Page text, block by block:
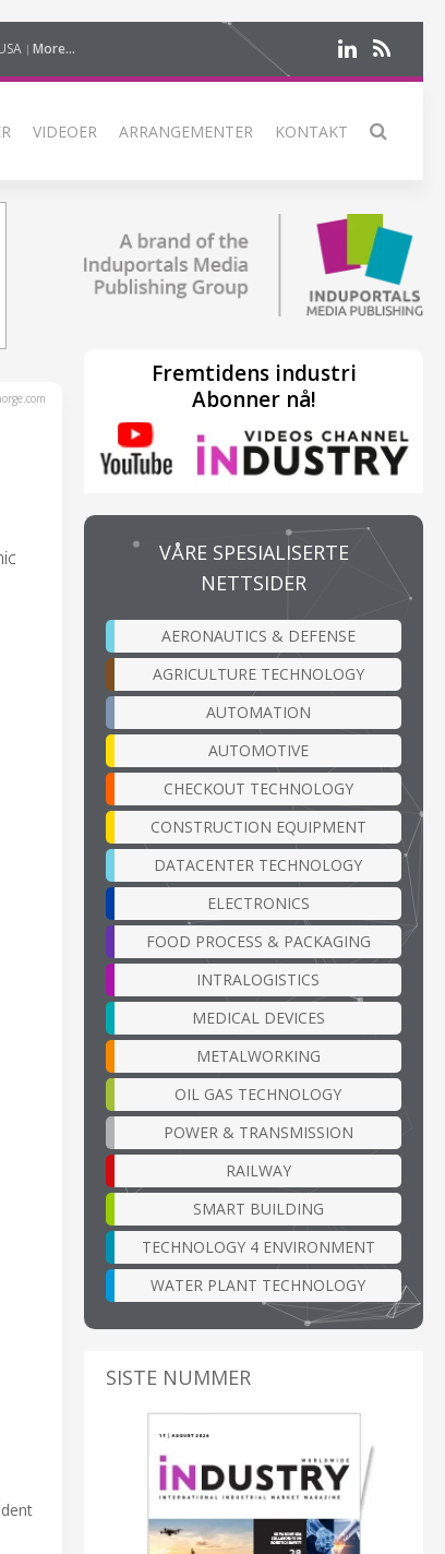
More...
VIDEOER ARRANGEMENTER KONTAKT
Fremtidens industri
Abonner nå!
VÅRE SPESIALISERTE
NETTSIDER
AERONAUTICS & DEFENSE
AGRICULTURE TECHNOLOGY
AUTOMATION
AUTOMOTIVE
CHECKOUT TECHNOLOGY
CONSTRUCTION EQUIPMENT
DATACENTER TECHNOLOGY
ELECTRONICS
FOOD PROCESS & PACKAGING
INTRALOGISTICS
MEDICAL DEVICES
METALWORKING
OIL GAS TECHNOLOGY
POWER & TRANSMISSION
RAILWAY
SMART BUILDING
TECHNOLOGY 4 ENVIRONMENT
WATER PLANT TECHNOLOGY
SISTE NUMMER